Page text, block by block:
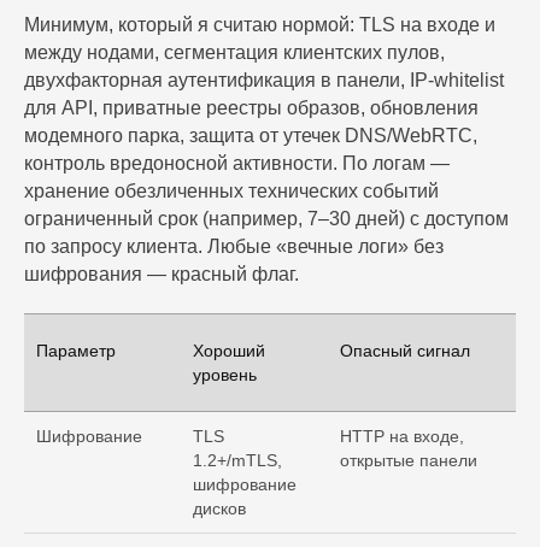
Минимум, который я считаю нормой: TLS на входе и
между нодами, сегментация клиентских пулов,
двухфакторная аутентификация в панели, IP‑whitelist
для API, приватные реестры образов, обновления
модемного парка, защита от утечек DNS/WebRTC,
контроль вредоносной активности. По логам —
хранение обезличенных технических событий
ограниченный срок (например, 7–30 дней) с доступом
по запросу клиента. Любые «вечные логи» без
шифрования — красный флаг.
Параметр
Хороший
уровень
Опасный сигнал
Шифрование
TLS
1.2+/mTLS,
шифрование
дисков
HTTP на входе,
открытые панели